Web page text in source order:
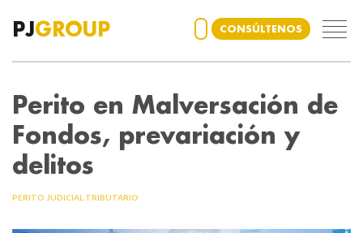
PJGROUP CONSÚLTENOS
Perito en Malversación de
Fondos, prevariación y
delitos
PERITO JUDICIAL TRIBUTARIO